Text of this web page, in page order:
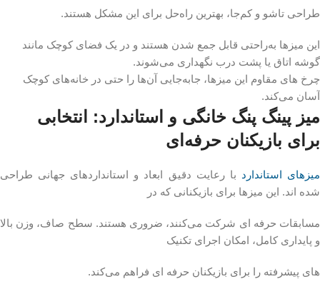
طراحی تاشو و کم‌جا، بهترین راه‌حل برای این مشکل هستند.
این میزها به‌راحتی قابل جمع شدن هستند و در یک فضای کوچک مانند
گوشه اتاق یا پشت درب نگهداری می‌شوند.
چرخ‌ های مقاوم این میزها، جابه‌جایی آن‌ها را حتی در خانه‌های کوچک
آسان می‌کند.
میز پینگ پنگ خانگی و استاندارد: انتخابی
برای بازیکنان حرفه‌ای
میزهای استاندارد با رعایت دقیق ابعاد و استانداردهای جهانی طراحی
شده‌ اند. این میزها برای بازیکنانی که در
مسابقات حرفه‌ ای شرکت می‌کنند، ضروری هستند. سطح صاف، وزن بالا
و پایداری کامل، امکان اجرای تکنیک‌
های پیشرفته را برای بازیکنان حرفه‌ ای فراهم می‌کند.